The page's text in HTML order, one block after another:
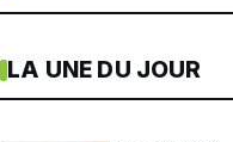
LA UNE DU JOUR